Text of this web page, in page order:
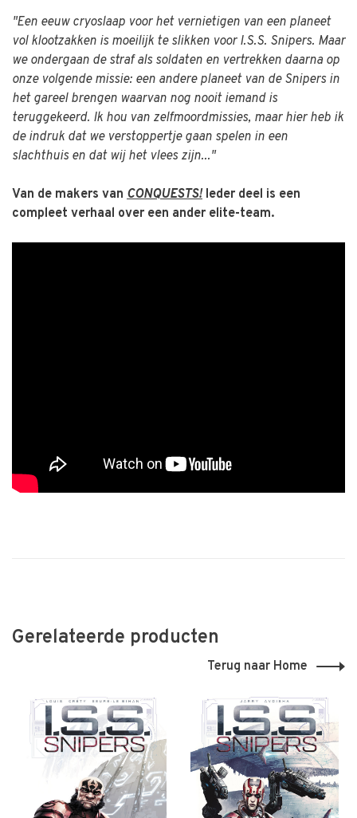
"Een eeuw cryoslaap voor het vernietigen van een planeet
vol klootzakken is moeilijk te slikken voor I.S.S. Snipers. Maar
we ondergaan de straf als soldaten en vertrekken daarna op
onze volgende missie: een andere planeet van de Snipers in
het gareel brengen waarvan nog nooit iemand is
teruggekeerd. Ik hou van zelfmoordmissies, maar hier heb ik
de indruk dat we verstoppertje gaan spelen in een
slachthuis en dat wij het vlees zijn..."
Van de makers van CONQUESTS! Ieder deel is een
compleet verhaal over een ander elite-team.
Gerelateerde producten
Terug naar Home